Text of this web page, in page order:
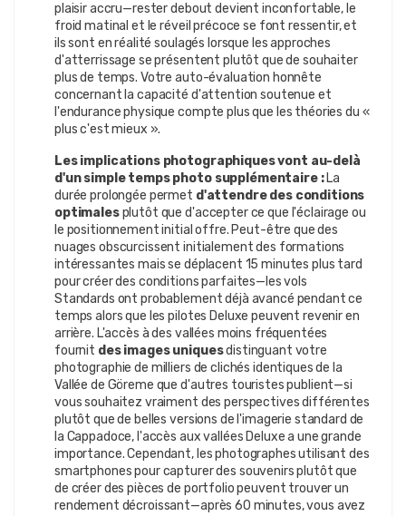
plaisir accru—rester debout devient inconfortable, le
froid matinal et le réveil précoce se font ressentir, et
ils sont en réalité soulagés lorsque les approches
d'atterrissage se présentent plutôt que de souhaiter
plus de temps. Votre auto-évaluation honnête
concernant la capacité d'attention soutenue et
l'endurance physique compte plus que les théories du «
plus c'est mieux ».
Les implications photographiques vont au-delà
d'un simple temps photo supplémentaire :La
durée prolongée permet d'attendre des conditions
optimalesplutôt que d'accepter ce que l'éclairage ou
le positionnement initial offre. Peut-être que des
nuages obscurcissent initialement des formations
intéressantes mais se déplacent 15 minutes plus tard
pour créer des conditions parfaites—les vols
Standards ont probablement déjà avancé pendant ce
temps alors que les pilotes Deluxe peuvent revenir en
arrière. L'accès à des vallées moins fréquentées
fournit des images uniquesdistinguant votre
photographie de milliers de clichés identiques de la
Vallée de Göreme que d'autres touristes publient—si
vous souhaitez vraiment des perspectives différentes
plutôt que de belles versions de l'imagerie standard de
la Cappadoce, l'accès aux vallées Deluxe a une grande
importance. Cependant, les photographes utilisant des
smartphones pour capturer des souvenirs plutôt que
de créer des pièces de portfolio peuvent trouver un
rendement décroissant—après 60 minutes, vous avez